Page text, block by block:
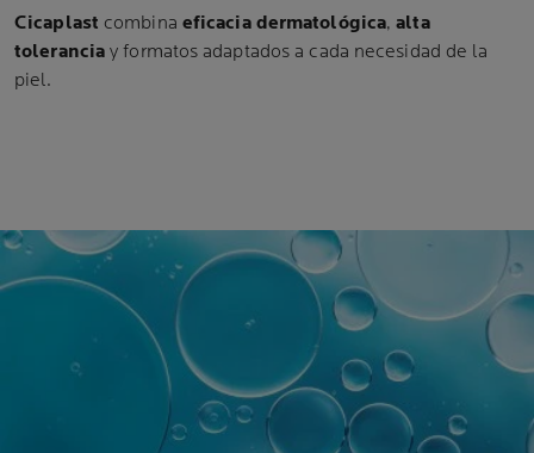
Cicaplast combina eficacia dermatológica,alta
tolerancia y formatos adaptados a cada necesidad de la
piel.